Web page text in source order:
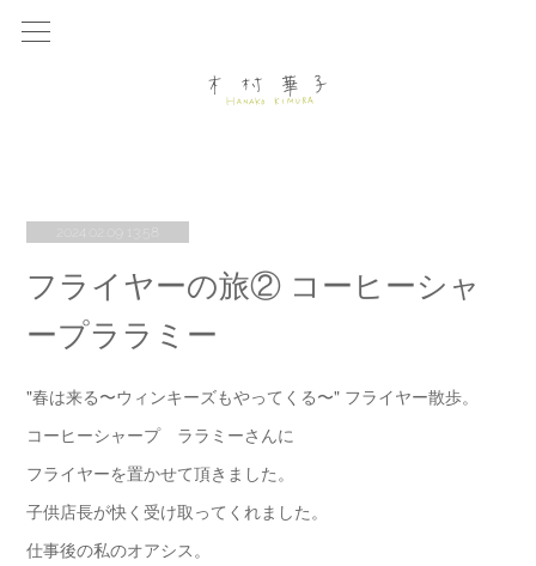
2024.02.09 13:58
フライヤーの旅② コーヒーシャ
ープララミー
"春は来る〜ウィンキーズもやってくる〜" フライヤー散歩。
コーヒーシャープ ララミーさんに
フライヤーを置かせて頂きました。
子供店長が快く受け取ってくれました。
仕事後の私のオアシス。